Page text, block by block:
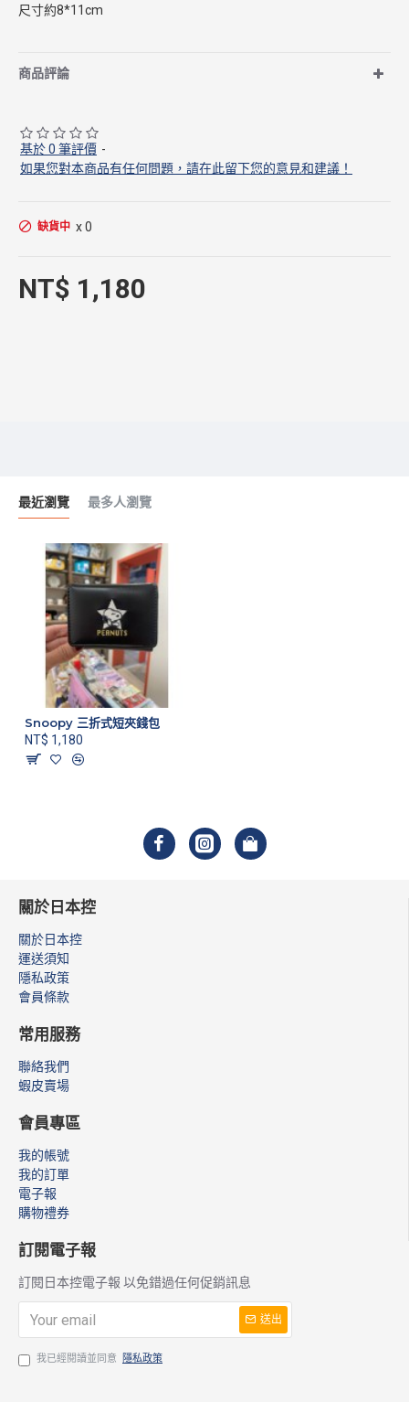
尺寸約8*11cm
商品評論
基於 0 筆評價 -
如果您對本商品有任何問題，請在此留下您的意見和建議！
NT$ 1,180
缺貨中 x 0
最近瀏覽 最多人瀏覽
Snoopy 三折式短夾錢包
NT$ 1,180
關於日本控
關於日本控
運送須知
隱私政策
會員條款
常用服務
聯絡我們
蝦皮賣場
會員專區
我的帳號
我的訂單
電子報
購物禮券
訂閱電子報
訂閱日本控電子報 以免錯過任何促銷訊息
送出
我已經閱讀並同意 隱私政策